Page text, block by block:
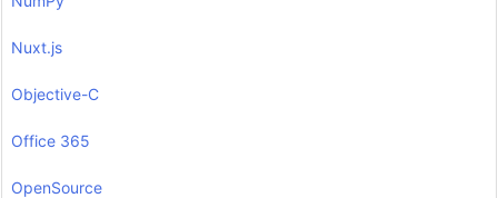
Nuxt.js
Objective-C
Office 365
OpenSource